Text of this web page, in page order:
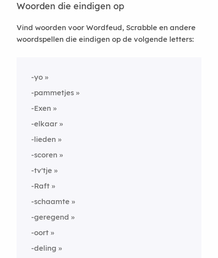
Woorden die eindigen op
Vind woorden voor Wordfeud, Scrabble en andere
woordspellen die eindigen op de volgende letters:
-yo
-pammetjes
-Exen
-elkaar
-lieden
-scoren
-tv'tje
-Raft
-schaamte
-geregend
-oort
-deling